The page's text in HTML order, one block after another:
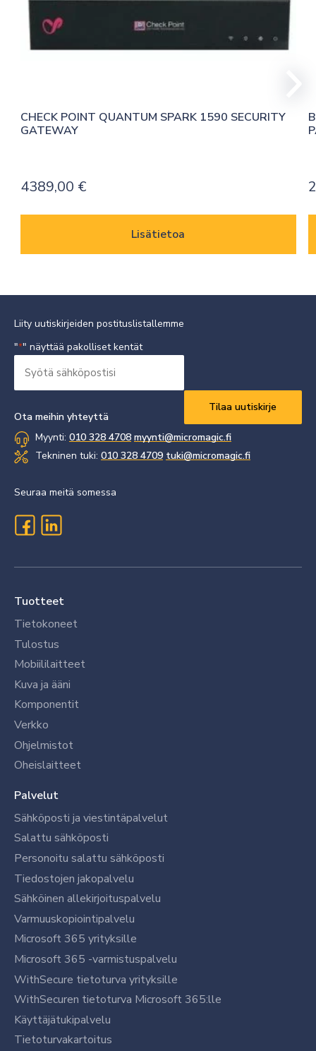
CHECK POINT QUANTUM SPARK 1590 SECURITY
GATEWAY
4389,00 €
Lisätietoa
Liity uutiskirjeiden postituslistallemme
"*" näyttää pakolliset kentät
sähköpostisi
Ota meihin yhteyttä
Myynti: 010 328 4708 myynti@micromagic.fi
Tekninen tuki: 010 328 4709 tuki@micromagic.fi
Seuraa meitä somessa
Tuotteet
Tietokoneet
Tulostus
Mobiililaitteet
Kuva ja ääni
Komponentit
Verkko
Ohjelmistot
Oheislaitteet
Palvelut
Sähköposti ja viestintäpalvelut
Salattu sähköposti
Personoitu salattu sähköposti
Tiedostojen jakopalvelu
Sähköinen allekirjoituspalvelu
Varmuuskopiointipalvelu
Microsoft 365 yrityksille
Microsoft 365 -varmistuspalvelu
WithSecure tietoturva yrityksille
WithSecuren tietoturva Microsoft 365:lle
Käyttäjätukipalvelu
Tietoturvakartoitus